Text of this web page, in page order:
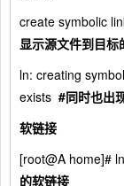
create symbolic
显示源文件到目标
ln: creating
exists #同时也出
软链接
[root@A home]#
的软链接